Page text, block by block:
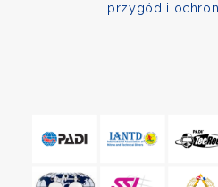
przygód i